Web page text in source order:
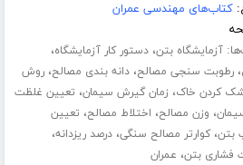
کتاب‌های مهندسی عمران
آزمایشگاه بتن،دستور کار آزمایشگاه،
،رطوبت سنجی مصالح،دانه بندی مصالح،روش
کردن خاک، زمان گیرش سیمان، تعیین غلظت
، وزن مصالح، اختلاط مصالح، تعیین
بتن،کوارتر مصالح سنگی،درصد ریزدانه،
فشاری بتن، عمران